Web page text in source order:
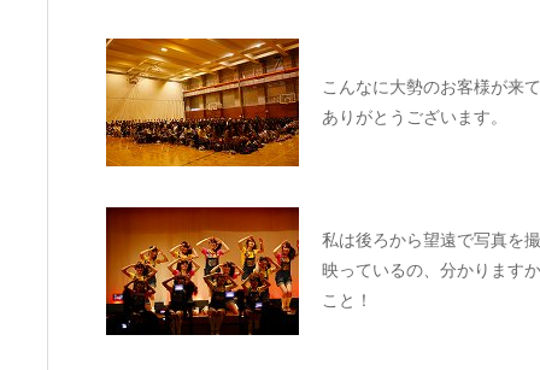
こんなに大勢のお客様が来
ありがとうございます。
私は後ろから望遠で写真を
映っているの、分かります
こと！